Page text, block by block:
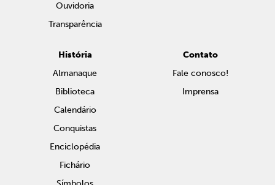
Ouvidoria
Transparência
História
Almanaque
Biblioteca
Calendário
Conquistas
Enciclopédia
Fichário
Contato
Fale conosco!
Imprensa